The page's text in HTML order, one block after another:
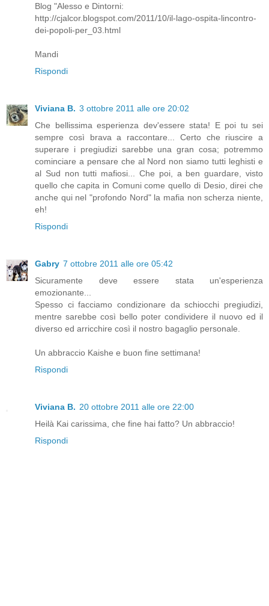
Blog "Alesso e Dintorni:
http://cjalcor.blogspot.com/2011/10/il-lago-ospita-lincontro-
dei-popoli-per_03.html
Mandi
Rispondi
Viviana B. 3 ottobre 2011 alle ore 20:02
Che bellissima esperienza dev'essere stata! E poi tu sei
sempre così brava a raccontare... Certo che riuscire a
superare i pregiudizi sarebbe una gran cosa; potremmo
cominciare a pensare che al Nord non siamo tutti leghisti e
al Sud non tutti mafiosi... Che poi, a ben guardare, visto
quello che capita in Comuni come quello di Desio, direi che
anche qui nel "profondo Nord" la mafia non scherza niente,
eh!
Rispondi
Gabry 7 ottobre 2011 alle ore 05:42
Sicuramente deve essere stata un'esperienza
emozionante...
Spesso ci facciamo condizionare da schiocchi pregiudizi,
mentre sarebbe così bello poter condividere il nuovo ed il
diverso ed arricchire così il nostro bagaglio personale.
Un abbraccio Kaishe e buon fine settimana!
Rispondi
Viviana B. 20 ottobre 2011 alle ore 22:00
Heilà Kai carissima, che fine hai fatto? Un abbraccio!
Rispondi